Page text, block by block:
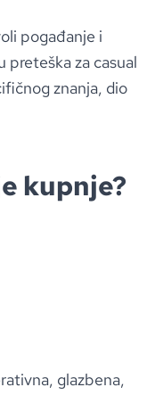
pogađanje i
preteška za casual
znanja, dio
kupnje?
glazbena,